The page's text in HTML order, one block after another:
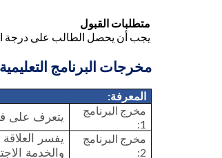
متطلبات القبول
يجب أن يحصل الطالب على درجة
مخرجات البرنامج
المعرفة:
مخرج البرنامج
1:
يتعرف على
مخرج البرنامج
2:
يفسر العلاقة
والخدمة